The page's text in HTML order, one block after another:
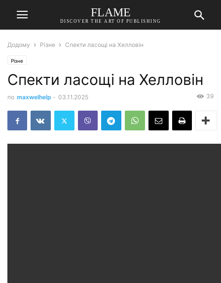
FLAME
DISCOVER THE ART OF PUBLISHING
Додому Різне Спекти ласощі на Хелловін
Різне
Спекти ласощі на Хелловін
по maxwelhelp - 03.11.2025 39